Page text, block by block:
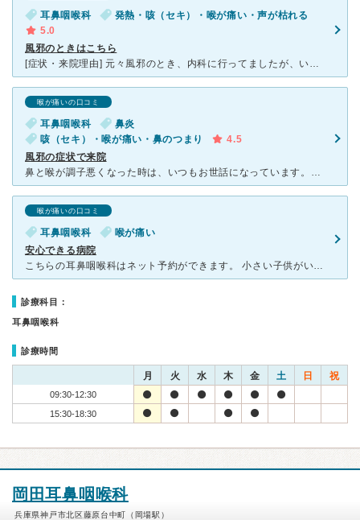
耳鼻咽喉科
発熱・咳（セキ）・喉が痛い・声が枯れる
5.0
風邪のときはこちら
[症状・来院理由] 元々風邪のとき、内科に行ってましたが、いつもすぐ治らず、長引いてしまうので、たまたま喉が痛かったり鼻水がでるのなら耳鼻咽喉科？と考えて飛び込んだのがこちらの病院。 きれいな
喉が痛いの口コミ
耳鼻咽喉科
鼻炎
咳（セキ）・喉が痛い・鼻のつまり
4.5
風邪の症状で来院
鼻と喉が調子悪くなった時は、いつもお世話になっています。インターネットで診察の予約が取れますので、いつも利用しています。比較的、いつも混雑は少ないです。開院後、数年経ちますが院内は綺麗にされています。
喉が痛いの口コミ
耳鼻咽喉科
喉が痛い
安心できる病院
こちらの耳鼻咽喉科はネット予約ができます。 小さい子供がいてる為、予約はありがたいです。 院内はキレイにされていて、待合室も広めでゆったり座れる空間でした。 受け付けの方はとても親切でした。予約
診療科目：
耳鼻咽喉科
診療時間
月 火 水 木 金 土 日 祝
09:30-12:30
15:30-18:30
岡田耳鼻咽喉科
兵庫県神戸市北区藤原台中町（岡場駅）